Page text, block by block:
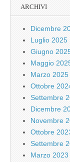
ARCHIVI
Dicembre
Luglio 2025
Giugno
Maggio
Marzo 2025
Ottobre
Settembre
Dicembre
Novembre
Ottobre
Settembre
Marzo 2023